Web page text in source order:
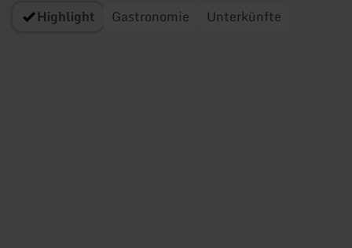
Highlight Gastronomie Unterkünfte